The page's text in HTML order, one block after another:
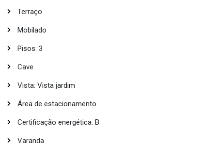
Terraço
Mobilado
Pisos: 3
Cave
Vista: Vista jardim
Área de estacionamento
Certificação energética: B
Varanda